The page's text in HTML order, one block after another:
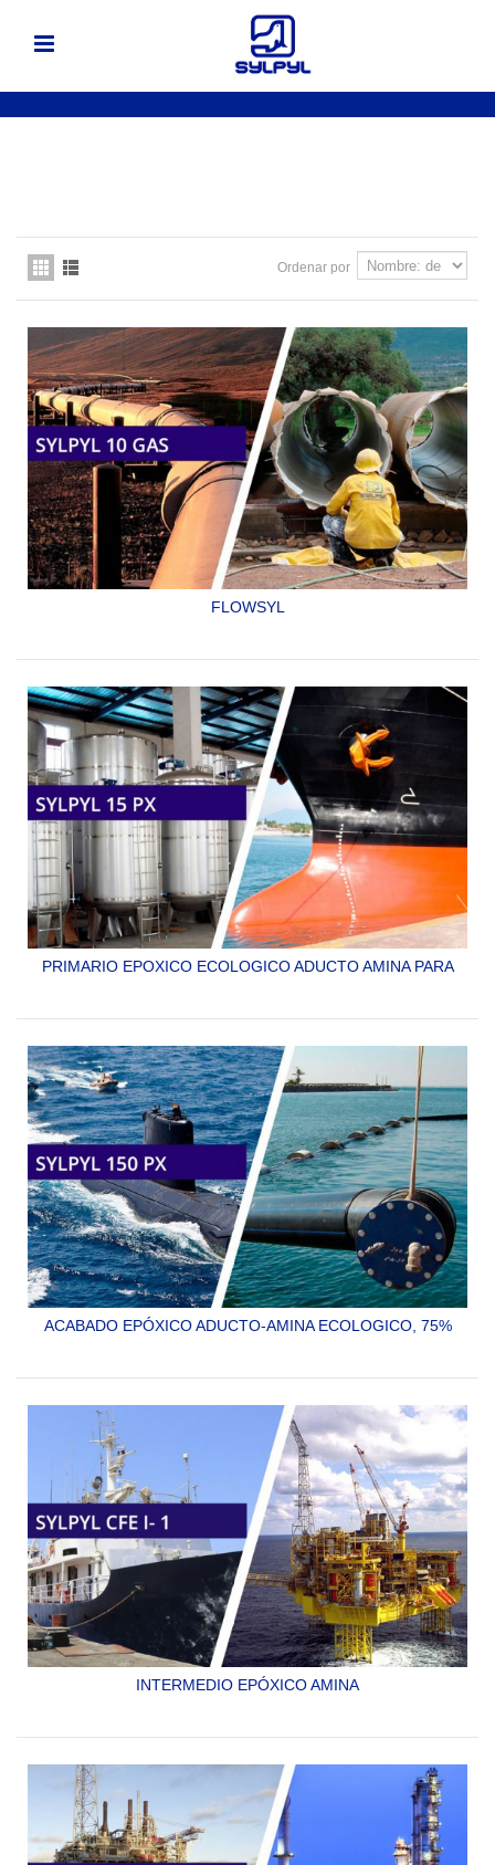
Ordenar por
FLOWSYL
NRF-053-PEMEX-2006
SYLPYL 10 GAS
PRIMARIO EPOXICO ECOLOGICO ADUCTO AMINA PARA
SYLPYL 15 PX
ACABADO EPÓXICO ADUCTO-AMINA ECOLOGICO, 75%
SYLPYL 150 PX
INTERMEDIO EPÓXICO AMINA